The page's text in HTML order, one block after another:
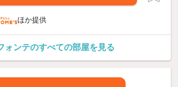
ほか提供
ォンテのすべての部屋を見る